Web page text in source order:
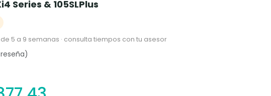
Series & 105SLPlus
5 a 9 semanas · consulta tiempos con tu asesor